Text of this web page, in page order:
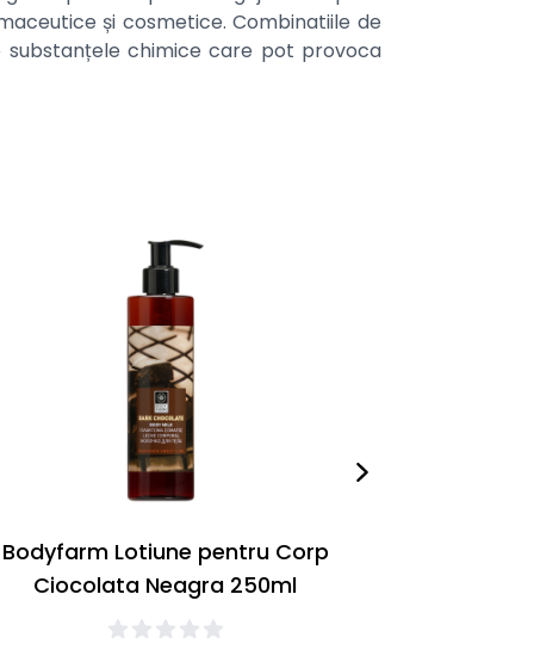
și cosmetice. Combinatiile de
substanțele chimice care pot provoca
Bodyfarm Lotiune pentru Corp
Ciocolata Neagra 250ml